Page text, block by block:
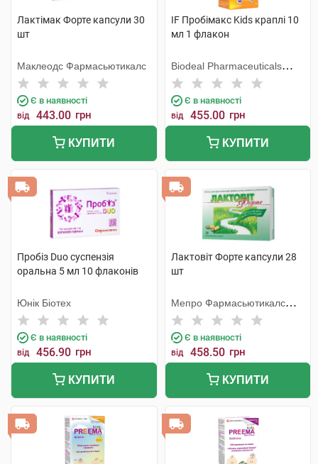
Лактімак Форте капсули 30
шт
Маклеодс Фармасьютикалс
Є в наявності
від 443.00 грн
КУПИТИ
IF Пробімакс Kids краплі 10
мл 1 флакон
Biodeal Pharmaceuticals
Private Limited
Є в наявності
від 455.00 грн
КУПИТИ
Пробіз Duo суспензія
оральна 5 мл 10 флаконів
Юнік Біотех
Є в наявності
від 456.90 грн
КУПИТИ
Лактовіт Форте капсули 28
шт
Мепро Фармасьютикалс
Пріват
Є в наявності
від 458.50 грн
КУПИТИ